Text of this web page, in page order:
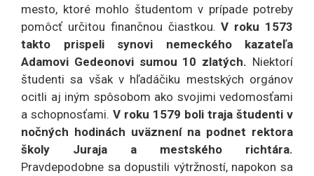
mesto, ktoré mohlo študentom v prípade potreby
pomôcť určitou finančnou čiastkou.V roku 1573
takto prispeli synovi nemeckého kazateľa
Adamovi Gedeonovi sumou 10 zlatých. Niektorí
študenti sa však v hľadáčiku mestských orgánov
ocitli aj iným spôsobom ako svojimi vedomosťami
a schopnosťami. V roku 1579 boli traja študenti v
nočných hodinách uväznení na podnet rektora
školy Juraja a mestského richtára.
Pravdepodobne sa dopustili výtržností, napokon sa